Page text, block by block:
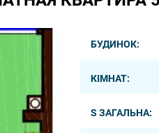
БУДИНОК:
КІМНАТ:
S ЗАГАЛЬНА: